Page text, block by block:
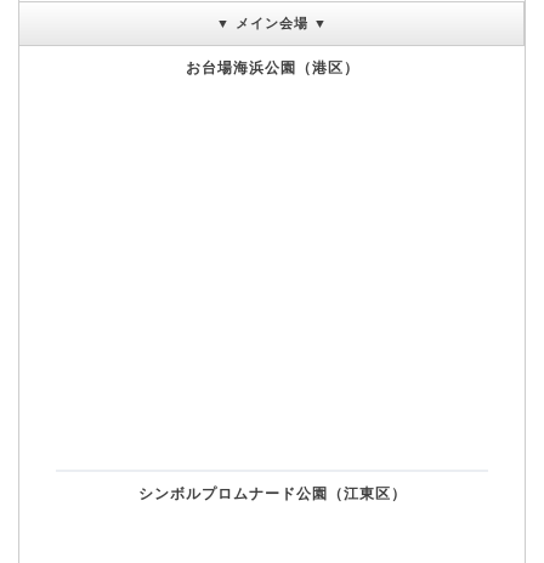
▼ メイン会場 ▼
お台場海浜公園（港区）
シンボルプロムナード公園（江東区）